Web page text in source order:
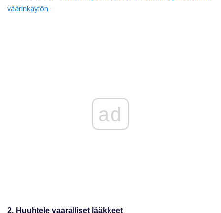
väärinkäytön
ad
2. Huuhtele vaaralliset lääkkeet